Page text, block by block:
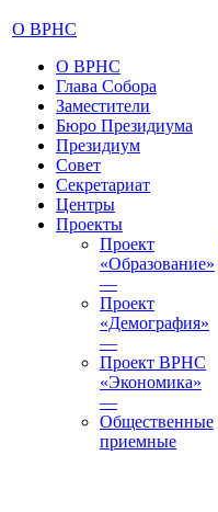
О ВРНС
О ВРНС
Глава Собора
Заместители
Бюро Президиума
Президиум
Совет
Секретариат
Центры
Проекты
Проект
«Образование»
—
Проект
«Демография»
—
Проект ВРНС
«Экономика»
—
Общественные
приемные